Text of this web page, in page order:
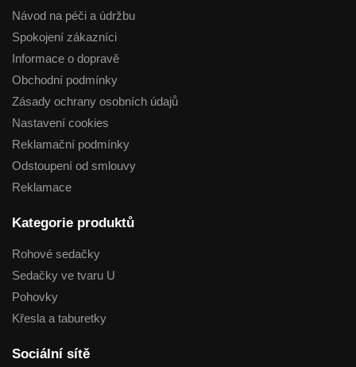
Návod na péči a údržbu
Spokojení zákazníci
Informace o dopravě
Obchodní podmínky
Zásady ochrany osobních údajů
Nastavení cookies
Reklamační podmínky
Odstoupení od smlouvy
Reklamace
Kategorie produktů
Rohové sedačky
Sedačky ve tvaru U
Pohovky
Křesla a taburetky
Sociální sítě